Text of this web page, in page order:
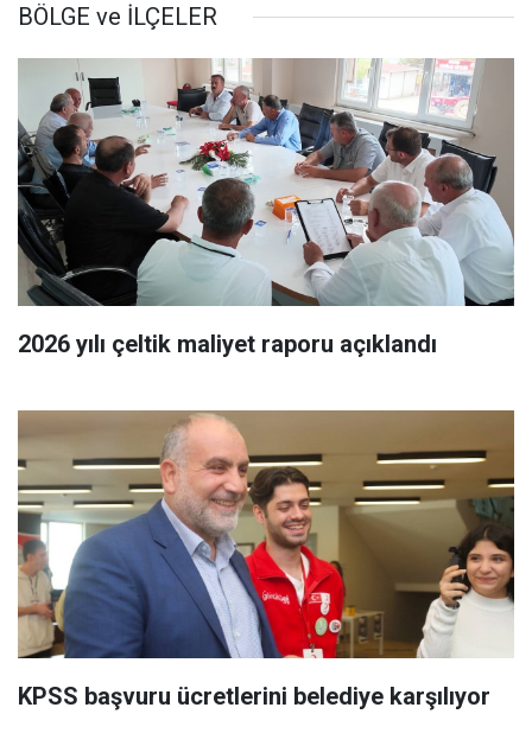
BÖLGE ve İLÇELER
2026 yılı çeltik maliyet raporu açıklandı
KPSS başvuru ücretlerini belediye karşılıyor